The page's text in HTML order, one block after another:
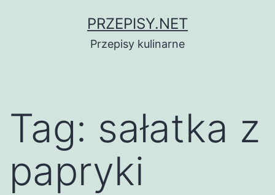
PRZEPISY.NET
Przepisy kulinarne
Tag: sałatka z
papryki